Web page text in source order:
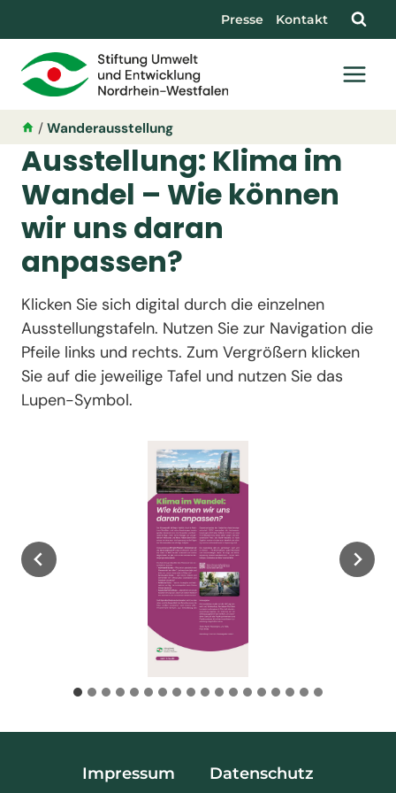
Presse Kontakt
/ Wanderausstellung
Ausstellung: Klima im
Wandel – Wie können
wir uns daran
anpassen?
Klicken Sie sich digital durch die einzelnen
Ausstellungstafeln. Nutzen Sie zur Navigation die
Pfeile links und rechts. Zum Vergrößern klicken
Sie auf die jeweilige Tafel und nutzen Sie das
Lupen-Symbol.
Impressum Datenschutz